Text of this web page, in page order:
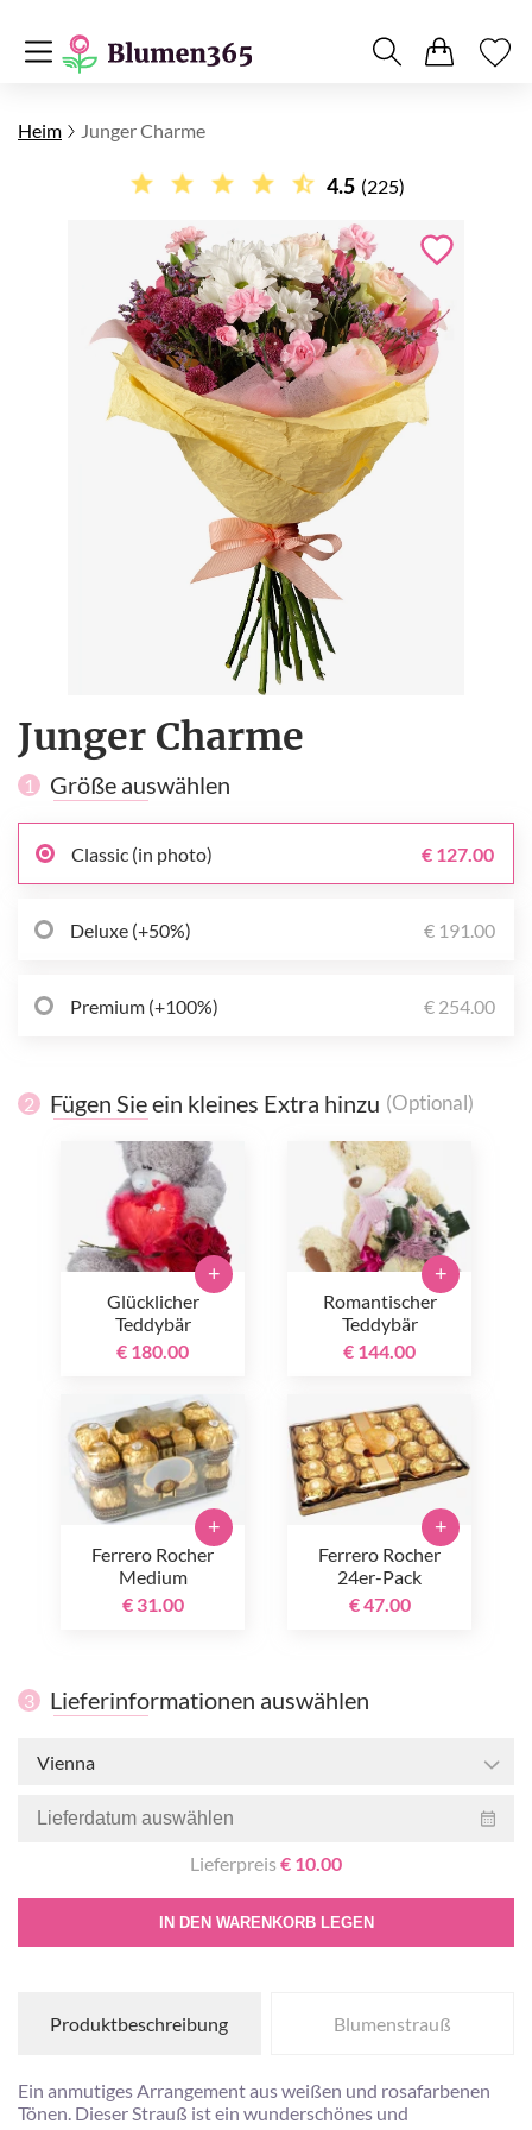
Heim Junger Charme
4.5 (225)
Junger Charme
1 Größe auswählen
Classic (in photo) € 127.00
Deluxe (+50%) € 191.00
Premium (+100%) € 254.00
2 Fügen Sie ein kleines Extra hinzu (Optional)
Glücklicher
Teddybär
€ 180.00
+
Romantischer
Teddybär
€ 144.00
+
Ferrero Rocher
Medium
€ 31.00
+
Ferrero Rocher
24er-Pack
€ 47.00
+
3 Lieferinformationen auswählen
Vienna
Lieferpreis € 10.00
IN DEN WARENKORB LEGEN
Produktbeschreibung Blumenstrauß
Ein anmutiges Arrangement aus weißen und rosafarbenen
Tönen. Dieser Strauß ist ein wunderschönes und